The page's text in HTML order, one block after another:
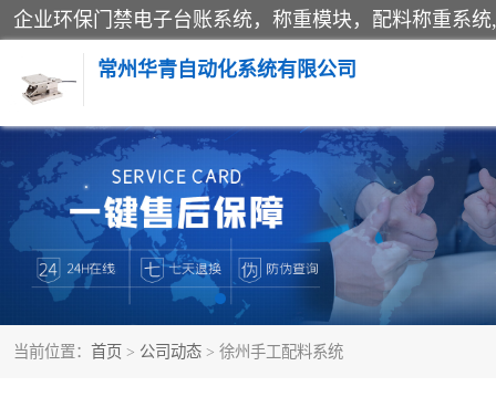
常州华青自动化系统有限公司
当前位置： 首页 > 公司动态 > 徐州手工配料系统
称重模块
手工配料系统
自动化配料系统
屠宰轨道秤